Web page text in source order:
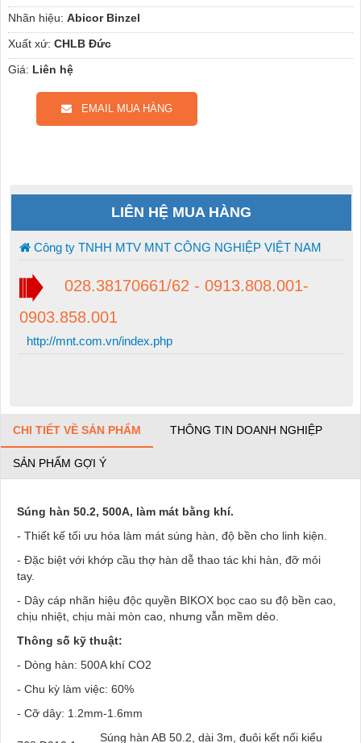
Nhãn hiệu: Abicor Binzel
Xuất xứ: CHLB Đức
Giá: Liên hệ
EMAIL MUA HÀNG
LIÊN HỆ MUA HÀNG
Công ty TNHH MTV MNT CÔNG NGHIỆP VIỆT NAM
028.38170661/62 - 0913.808.001-
0903.858.001
http://mnt.com.vn/index.php
CHI TIẾT VỀ SẢN PHẨM THÔNG TIN DOANH NGHIỆP
SẢN PHẨM GỢI Ý
Súng hàn 50.2, 500A, làm mát bằng khí.
- Thiết kế tối ưu hóa làm mát súng hàn, độ bền cho linh kiện.
- Đặc biệt với khớp cầu thợ hàn dễ thao tác khi hàn, đỡ mỏi
tay.
- Dây cáp nhãn hiệu độc quyền BIKOX bọc cao su độ bền cao,
chịu nhiệt, chịu mài mòn cao, nhưng vẫn mềm dẻo.
Thông số kỹ thuật:
- Dòng hàn: 500A khí CO2
- Chu kỳ làm việc: 60%
- Cỡ dây: 1.2mm-1.6mm
Súng hàn AB 50.2, dài 3m, đuôi kết nối kiểu